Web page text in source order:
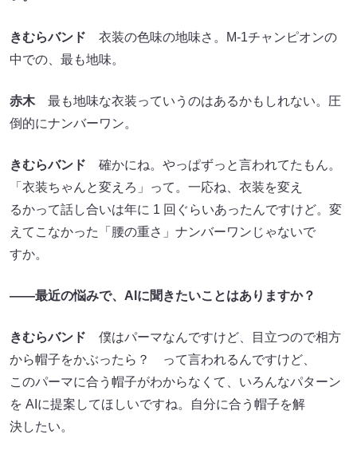
きむらバンド 衣装の色味の地味さ。M-1チャンピオンの
中での、最も地味。
赤木 最も地味な衣装っていうのはあるかもしれない。圧
倒的にナンバーワン。
きむらバンド 確かにね。やっぱずっと言われてたもん。
「衣装ちゃんと変えろ」って。一応ね、衣装を変え
るかって話し合いは年に 1 回ぐらいあったんですけど。変
えてこなかった「腰の重さ」ナンバーワンじゃないで
すか。
――最近の悩みで、AIに聞きたいことはありますか？
きむらバンド 僕はパーマなんですけど、目立つので相方
から帽子をかぶったら？ って言われるんですけど、
このパーマに合う帽子がわからなくて、いろんなパターン
を AIに提案してほしいですね。自分に合う帽子を解
決したい。